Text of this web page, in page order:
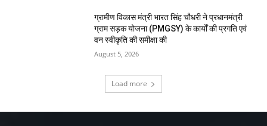
ग्रामीण विकास मंत्री भारत सिंह चौधरी ने प्रधानमंत्री
ग्राम सड़क योजना (PMGSY) के कार्यों की प्रगति एवं
वन स्वीकृति की समीक्षा की
August 5, 2026
Load more